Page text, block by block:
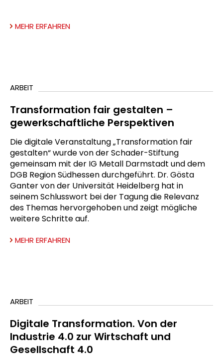
MEHR ERFAHREN
ARBEIT
Transformation fair gestalten –
gewerkschaftliche Perspektiven
Die digitale Veranstaltung „Transformation fair
gestalten“ wurde von der Schader-Stiftung
gemeinsam mit der IG Metall Darmstadt und dem
DGB Region Südhessen durchgeführt. Dr. Gösta
Ganter von der Universität Heidelberg hat in
seinem Schlusswort bei der Tagung die Relevanz
des Themas hervorgehoben und zeigt mögliche
weitere Schritte auf.
MEHR ERFAHREN
ARBEIT
Digitale Transformation. Von der
Industrie 4.0 zur Wirtschaft und
Gesellschaft 4.0